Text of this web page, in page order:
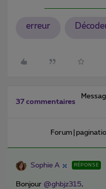
erreur
37 commentaires
Sophie A RÉPONSE
Bonjour @ghbjz315,